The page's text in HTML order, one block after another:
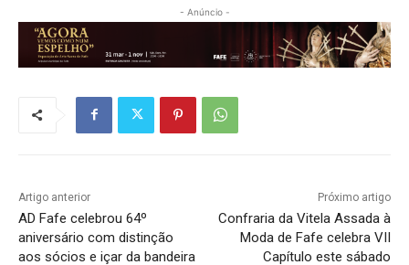
- Anúncio -
Artigo anterior
AD Fafe celebrou 64º
aniversário com distinção
aos sócios e içar da bandeira
Próximo artigo
Confraria da Vitela Assada à
Moda de Fafe celebra VII
Capítulo este sábado